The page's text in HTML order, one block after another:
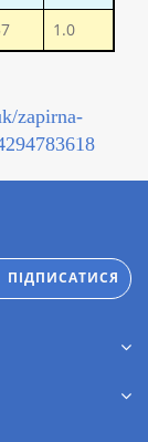
1.0
zapirna-
ПІДПИСАТИСЯ